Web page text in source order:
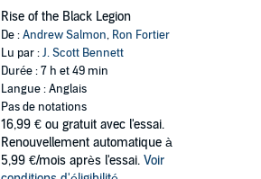
Rise of the Black Legion
De :Andrew Salmon, Ron Fortier
Lu par :J. Scott Bennett
Durée : 7 h et 49 min
Langue : Anglais
Pas de notations
16,99 € ou gratuit avec l'essai.
Renouvellement automatique à
5,99 €/mois après l'essai. Voir